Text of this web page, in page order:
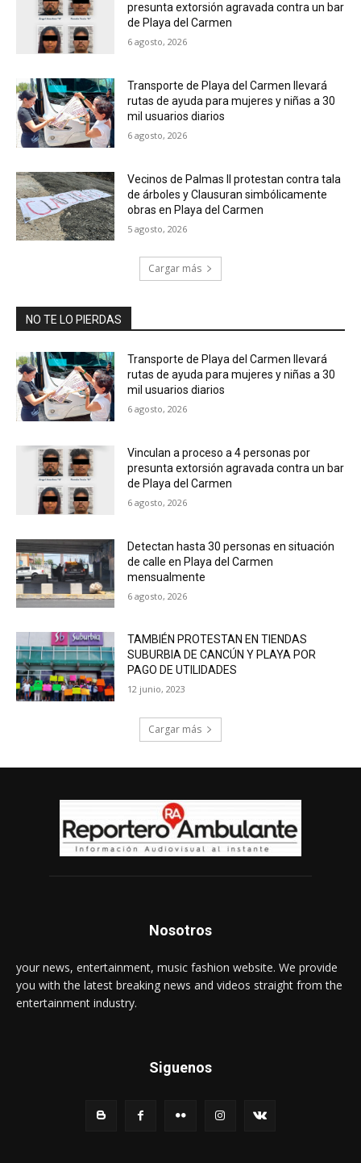
presunta extorsión agravada contra un bar
de Playa del Carmen
6 agosto, 2026
Transporte de Playa del Carmen llevará
rutas de ayuda para mujeres y niñas a 30
mil usuarios diarios
6 agosto, 2026
Vecinos de Palmas II protestan contra tala
de árboles y Clausuran simbólicamente
obras en Playa del Carmen
5 agosto, 2026
Cargar más
NO TE LO PIERDAS
Transporte de Playa del Carmen llevará
rutas de ayuda para mujeres y niñas a 30
mil usuarios diarios
6 agosto, 2026
Vinculan a proceso a 4 personas por
presunta extorsión agravada contra un bar
de Playa del Carmen
6 agosto, 2026
Detectan hasta 30 personas en situación
de calle en Playa del Carmen
mensualmente
6 agosto, 2026
TAMBIÉN PROTESTAN EN TIENDAS
SUBURBIA DE CANCÚN Y PLAYA POR
PAGO DE UTILIDADES
12 junio, 2023
Cargar más
Nosotros
your news, entertainment, music fashion website. We provide
you with the latest breaking news and videos straight from the
entertainment industry.
Siguenos